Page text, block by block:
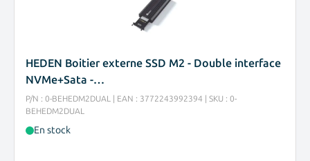
HEDEN Boitier externe SSD M2 - Double interface
NVMe+Sata -…
P/N : 0-BEHEDM2DUAL | EAN : 3772243992394 | SKU : 0-
BEHEDM2DUAL
En stock